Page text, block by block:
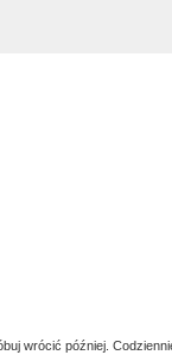
wrócić później.